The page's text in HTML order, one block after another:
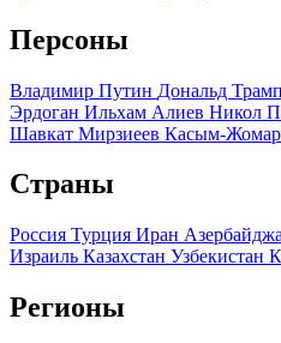
Персоны
Владимир Путин Дональд Трамп
Эрдоган Ильхам Алиев Никол
Шавкат Мирзиеев Касым-
Страны
Россия Турция Иран
Израиль Казахстан Узбекистан
Регионы